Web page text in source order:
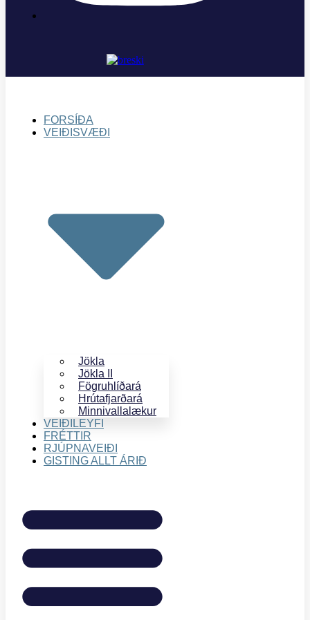
FORSÍÐA
VEIÐISVÆÐI
Jökla
Jökla II
Fögruhlíðará
Hrútafjarðará
Minnivallalækur
VEIÐILEYFI
FRÉTTIR
RJÚPNAVEIÐI
GISTING ALLT ÁRIÐ